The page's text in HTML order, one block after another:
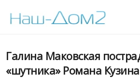
Галина Маковская
«шутника» Романа Кузина